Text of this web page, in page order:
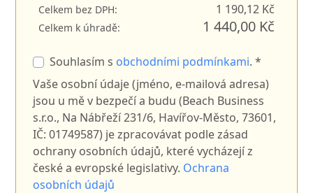
Celkem bez DPH: 1 190,12 Kč
Celkem k úhradě: 1 440,00 Kč
Souhlasím s obchodními podmínkami. *
Vaše osobní údaje (jméno, e-mailová adresa)
jsou u mě v bezpečí a budu (Beach Business
s.r.o., Na Nábřeží 231/6, Havířov-Město, 73601,
IČ: 01749587) je zpracovávat podle zásad
ochrany osobních údajů, které vycházejí z
české a evropské legislativy. Ochrana
osobních údajů